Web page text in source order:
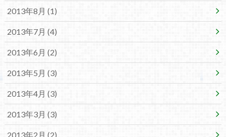
2013年8月 (1)
2013年7月 (4)
2013年6月 (2)
2013年5月 (3)
2013年4月 (3)
2013年3月 (3)
2013年2月 (2)